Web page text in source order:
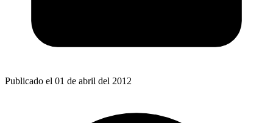
Publicado el 01 de abril del 2012